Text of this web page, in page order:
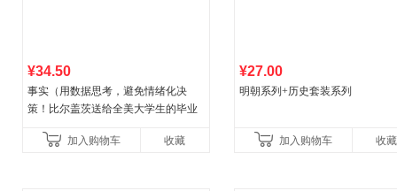
¥34.50
事实（用数据思考，避免情绪化决
策！比尔盖茨送给全美大学生的毕业
书！）读客经管文库
加入购物车 收藏
¥27.00
明朝系列+历史套装系列
加入购物车 收藏